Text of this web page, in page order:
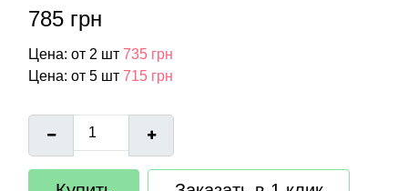
785 грн
Цена: от 2 шт 735 грн
Цена: от 5 шт 715 грн